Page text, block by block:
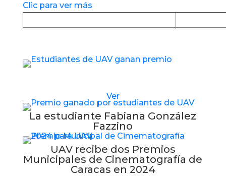
Clic para ver más
Ver
La estudiante Fabiana González
Fazzino
UAV recibe dos Premios
Municipales de Cinematografía de
Caracas en 2024